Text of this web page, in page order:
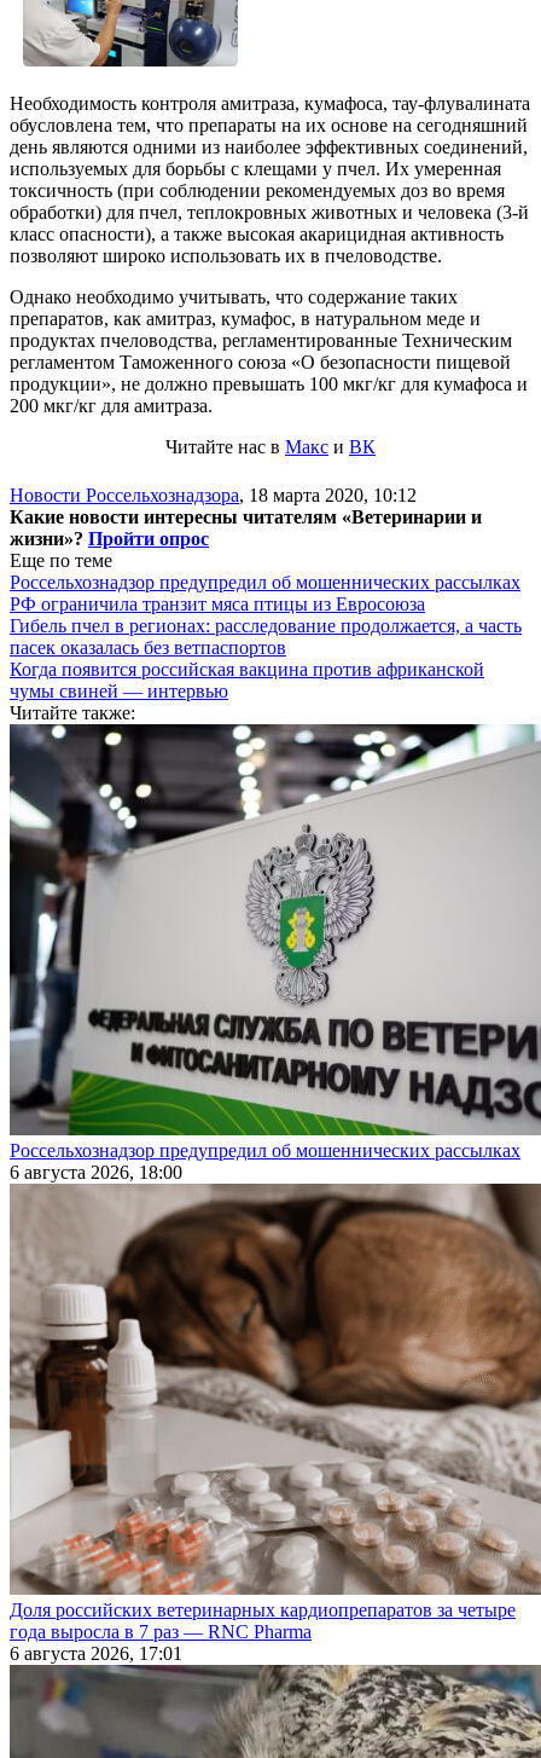
Необходимость контроля амитраза, кумафоса, тау-флувалината
обусловлена тем, что препараты на их основе на сегодняшний
день являются одними из наиболее эффективных соединений,
используемых для борьбы с клещами у пчел. Их умеренная
токсичность (при соблюдении рекомендуемых доз во время
обработки) для пчел, теплокровных животных и человека (3-й
класс опасности), а также высокая акарицидная активность
позволяют широко использовать их в пчеловодстве.
Однако необходимо учитывать, что содержание таких
препаратов, как амитраз, кумафос, в натуральном меде и
продуктах пчеловодства, регламентированные Техническим
регламентом Таможенного союза «О безопасности пищевой
продукции», не должно превышать 100 мкг/кг для кумафоса и
200 мкг/кг для амитраза.
Читайте нас в Макс и ВК
Новости Россельхознадзора, 18 марта 2020, 10:12
Какие новости интересны читателям «Ветеринарии и
жизни»? Пройти опрос
Еще по теме
Россельхознадзор предупредил об мошеннических рассылках
РФ ограничила транзит мяса птицы из Евросоюза
Гибель пчел в регионах: расследование продолжается, а часть
пасек оказалась без ветпаспортов
Когда появится российская вакцина против африканской
чумы свиней — интервью
Читайте также:
Россельхознадзор предупредил об мошеннических рассылках
6 августа 2026, 18:00
Доля российских ветеринарных кардиопрепаратов за четыре
года выросла в 7 раз — RNC Pharma
6 августа 2026, 17:01